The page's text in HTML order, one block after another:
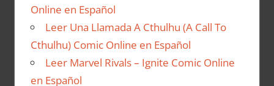
Online en Español
Leer Una Llamada A Cthulhu (A Call To
Cthulhu) Comic Online en Español
Leer Marvel Rivals – Ignite Comic Online
en Español